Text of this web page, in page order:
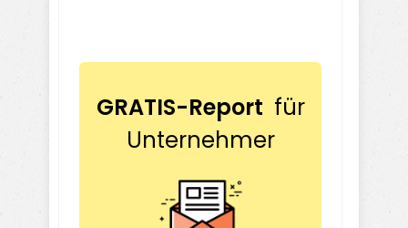
GRATIS-Report für
Unternehmer